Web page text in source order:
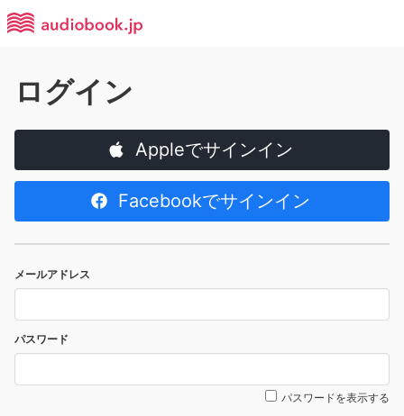
ログイン
Appleでサインイン
Facebookでサインイン
メールアドレス
パスワード
パスワードを表示する